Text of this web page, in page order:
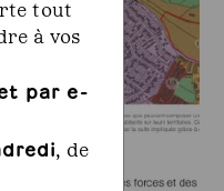
tout
à vos
par e-
, de